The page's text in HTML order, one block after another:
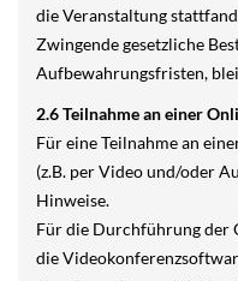
die Veranstaltung
Zwingende gesetzliche
Aufbewahrungsfristen,
2.6 Teilnahme an einer
Für eine Teilnahme an
(z.B. per Video und/oder
Hinweise.
Für die Durchführung der
die